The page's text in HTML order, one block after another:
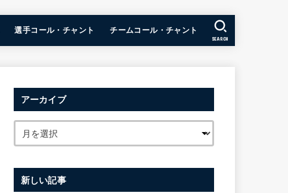
選手コール・チャント チームコール・チャント
SEARCH
アーカイブ
新しい記事